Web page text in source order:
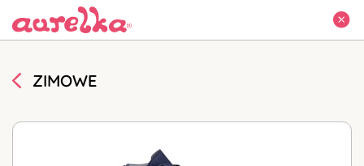
ZIMOWE